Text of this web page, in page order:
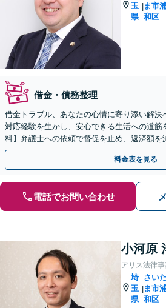
玉
県
|ま市
和区
借金・債務整理
借金トラブル、あなたの心情に寄り添い解決
対応経験を生かし、安心できる生活への道筋
料】弁護士への依頼で督促を止め、返済額を
ご相談ください【分割払い可】
料金表を見る
電話でお問い合わせ
小河原
アリス法律
埼
玉
県
|
さいた
ま市
和区